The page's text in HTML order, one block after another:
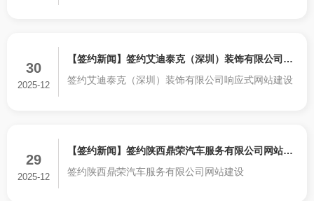
30
2025-12
【签约新闻】签约艾迪泰克（深圳）装饰有限公司响
应式网站建设
签约艾迪泰克（深圳）装饰有限公司响应式网站建设
29
2025-12
【签约新闻】签约陕西鼎荣汽车服务有限公司网站建
设
签约陕西鼎荣汽车服务有限公司网站建设